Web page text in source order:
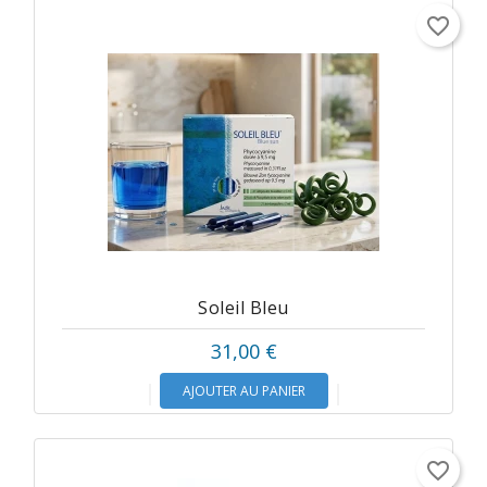
Soleil Bleu
31,00 €
AJOUTER AU PANIER
favorite_border
favorite_border